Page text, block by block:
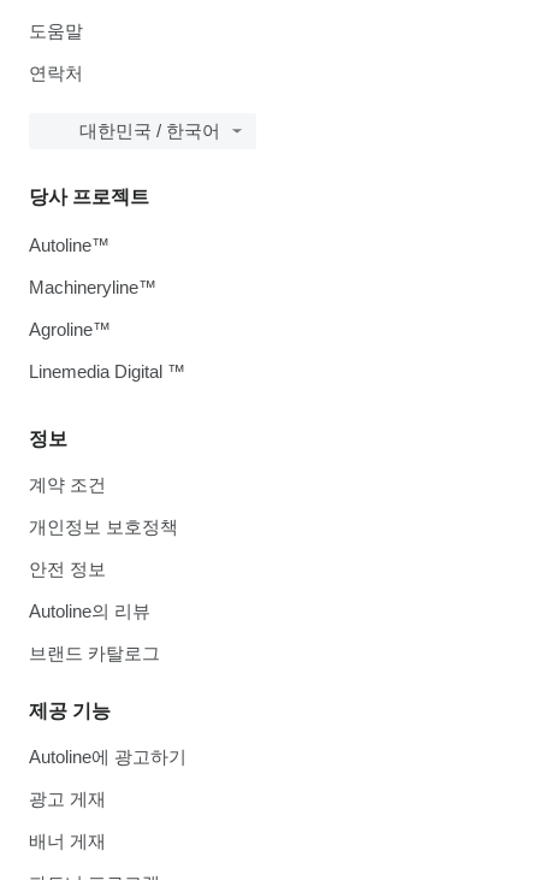
도움말
연락처
대한민국 / 한국어
정보
계약 조건
개인정보 보호정책
안전 정보
Autoline의 리뷰
브랜드 카탈로그
제공 기능
Autoline에 광고하기
광고 게재
배너 게재
당사 프로젝트
Autoline™
Machineryline™
Agroline™
Linemedia Digital ™